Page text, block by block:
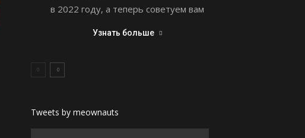
в 2022 году, а теперь советуем вам
Узнать больше
Tweets by meownauts